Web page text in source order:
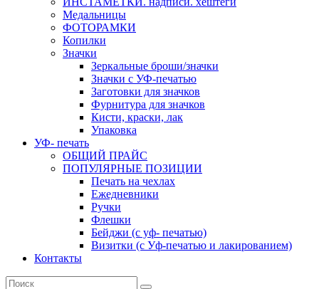
Медальницы
ФОТОРАМКИ
Копилки
Значки
Зеркальные броши/значки
Значки с УФ-печатью
Заготовки для значков
Фурнитура для значков
Кисти, краски, лак
Упаковка
УФ- печать
ОБЩИЙ ПРАЙС
ПОПУЛЯРНЫЕ ПОЗИЦИИ
Печать на чехлах
Ежедневники
Ручки
Флешки
Бейджи (с уф- печатью)
Визитки (с Уф-печатью и лакированием)
Контакты